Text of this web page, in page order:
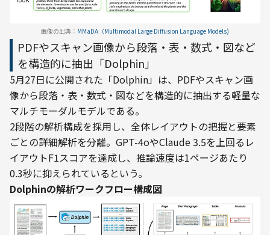
画像の出典： MMaDA（Multimodal Large Diffusion Language Models)
PDFやスキャン画像から段落・表・数式・図など
を構造的に抽出「Dolphin」
5月27日に公開された「Dolphin」は、PDFやスキャン画
像から段落・表・数式・図などを構造的に抽出する軽量な
マルチモーダルモデルである。
2段階の解析構成を採用し、全体レイアウトの把握と要素
ごとの詳細解析を分離。GPT-4oやClaude 3.5を上回るレ
イアウトF1スコアを達成し、推論速度は1ページあたり
0.3秒に抑えられているという。
Dolphinの解析ワークフロー構成図